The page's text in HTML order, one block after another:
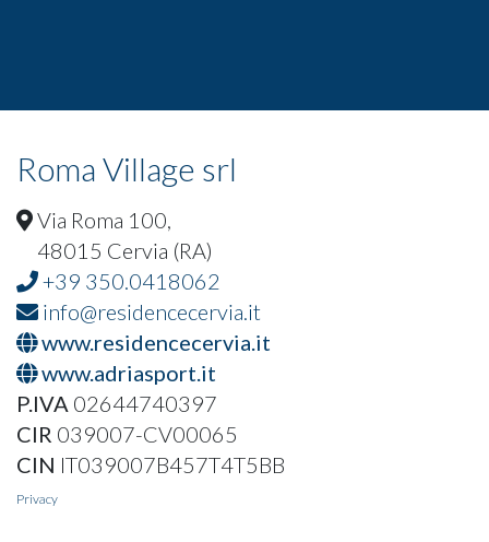
Roma Village srl
Via Roma 100,
48015 Cervia (RA)
+39 350.0418062
info@residencecervia.it
www.residencecervia.it
www.adriasport.it
P.IVA 02644740397
CIR 039007-CV00065
CIN IT039007B457T4T5BB
Privacy